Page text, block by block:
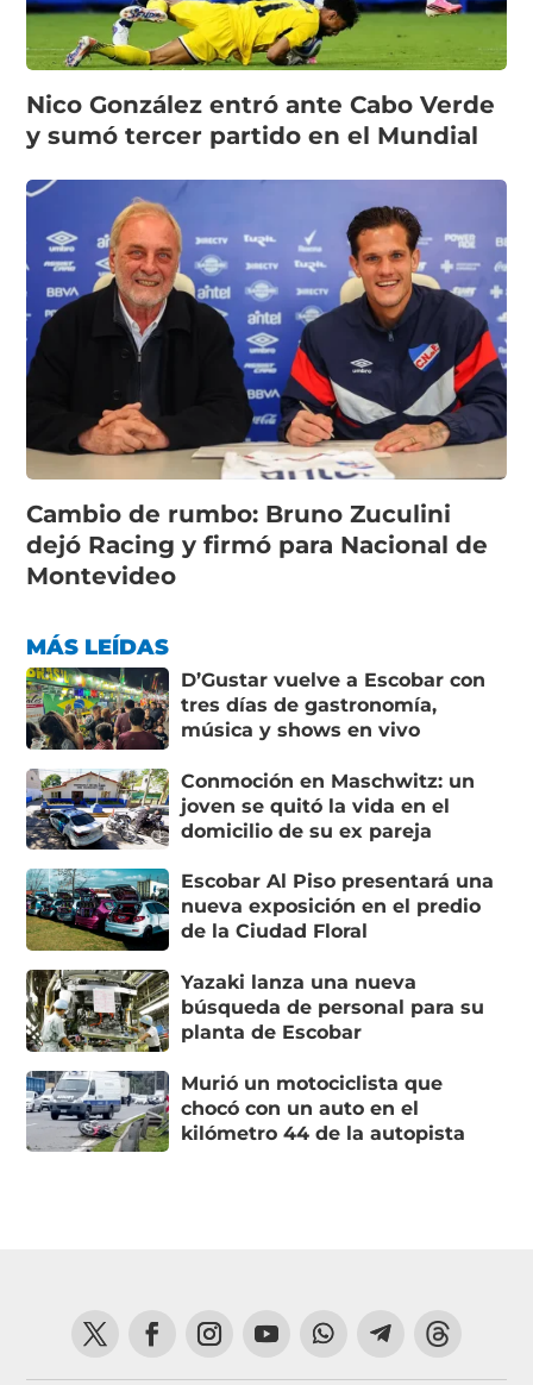
Nico González entró ante Cabo Verde
y sumó tercer partido en el Mundial
Cambio de rumbo: Bruno Zuculini
dejó Racing y firmó para Nacional de
Montevideo
MÁS LEÍDAS
D’Gustar vuelve a Escobar con
tres días de gastronomía,
música y shows en vivo
Conmoción en Maschwitz: un
joven se quitó la vida en el
domicilio de su ex pareja
Escobar Al Piso presentará una
nueva exposición en el predio
de la Ciudad Floral
Yazaki lanza una nueva
búsqueda de personal para su
planta de Escobar
Murió un motociclista que
chocó con un auto en el
kilómetro 44 de la autopista